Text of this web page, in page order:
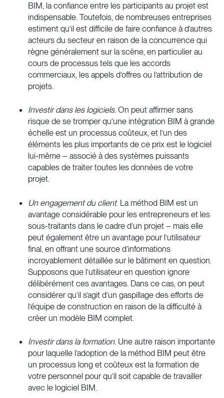
BIM, la confiance entre les participants au projet est
indispensable. Toutefois, de nombreuses entreprises
estiment qu’il est difficile de faire confiance à d’autres
acteurs du secteur en raison de la concurrence qui
règne généralement sur la scène, en particulier au
cours de processus tels que les accords
commerciaux, les appels d’offres ou l’attribution de
projets.
Investir dans les logiciels. On peut affirmer sans
risque de se tromper qu’une intégration BIM à grande
échelle est un processus coûteux, et l’un des
éléments les plus importants de ce prix est le logiciel
lui-même – associé à des systèmes puissants
capables de traiter toutes les données de votre
projet.
Un engagement du client. La méthod BIM est un
avantage considérable pour les entrepreneurs et les
sous-traitants dans le cadre d’un projet – mais elle
peut également être un avantage pour l’utilisateur
final, en offrant une source d’informations
incroyablement détaillée sur le bâtiment en question.
Supposons que l’utilisateur en question ignore
délibérément ces avantages. Dans ce cas, on peut
considérer qu’il s’agit d’un gaspillage des efforts de
l’équipe de construction en raison de la difficulté à
créer un modèle BIM complet.
Investir dans la formation. Une autre raison importante
pour laquelle l’adoption de la méthod BIM peut être
un processus long et coûteux est la formation de
votre personnel pour qu’il soit capable de travailler
avec le logiciel BIM.